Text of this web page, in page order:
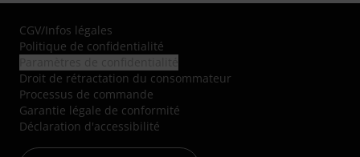
CGV/Infos légales
Politique de confidentialité
Droit de rétractation du consommateur
Processus de commande
Garantie légale de conformité
Déclaration d'accessibilité